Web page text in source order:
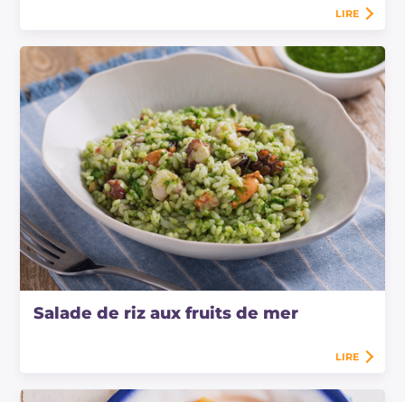
LIRE
Salade de riz aux fruits de mer
LIRE